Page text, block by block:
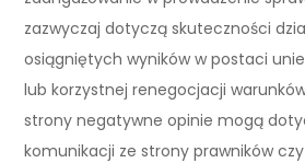
zazwyczaj dotyczą skuteczności
osiągniętych wyników w postaci
lub korzystnej renegocjacji
strony negatywne opinie mogą
komunikacji ze strony prawników